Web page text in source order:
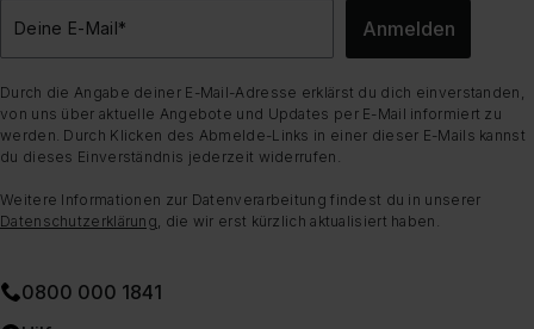
Deine E-Mail* Anmelden
Durch die Angabe deiner E-Mail-Adresse erklärst du dich einverstanden,
von uns über aktuelle Angebote und Updates per E-Mail informiert zu
werden. Durch Klicken des Abmelde-Links in einer dieser E-Mails kannst
du dieses Einverständnis jederzeit widerrufen.
Weitere Informationen zur Datenverarbeitung findest du in unserer
Datenschutzerklärung, die wir erst kürzlich aktualisiert haben.
0800 000 1841